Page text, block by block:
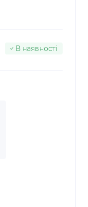
В наявності